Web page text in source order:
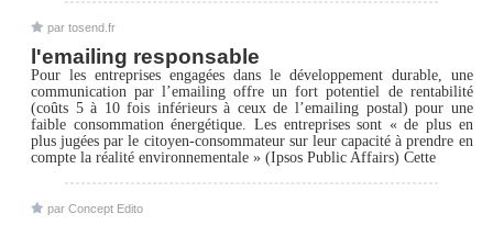
par tosend.fr
l'emailing responsable
Pour les entreprises engagées dans le développement durable, une
communication par l’emailing offre un fort potentiel de rentabilité
(coûts 5 à 10 fois inférieurs à ceux de l’emailing postal) pour une
faible consommation énergétique. Les entreprises sont « de plus en
plus jugées par le citoyen-consommateur sur leur capacité à prendre en
compte la réalité environnementale » (Ipsos Public Affairs) Cette
par Concept Edito